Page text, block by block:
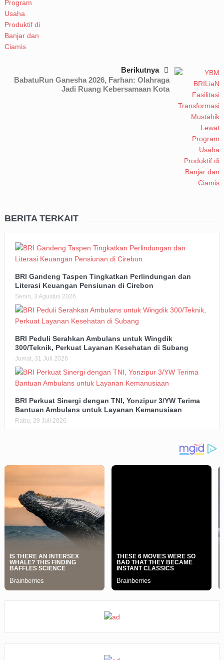
Berikutnya
BabatuRun Ganesha 2026, Farhan: Olahraga
Jadi Ruang Kebersamaan Kota
BERITA TERKAIT
BRI Gandeng Taspen Tingkatkan Perlindungan dan
Literasi Keuangan Pensiunan di Cirebon
Senin, 3 Agustus 2026
BRI Peduli Serahkan Ambulans untuk Wingdik
300/Teknik, Perkuat Layanan Kesehatan di Subang
Jumat, 31 Juli 2026
BRI Perkuat Sinergi dengan TNI, Yonzipur 3/YW Terima
Bantuan Ambulans untuk Layanan Kemanusiaan
Rabu, 29 Juli 2026